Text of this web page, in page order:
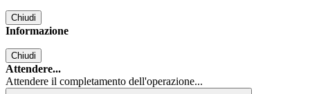
Chiudi
Informazione
Chiudi
Attendere...
Attendere il completamento dell'operazione...